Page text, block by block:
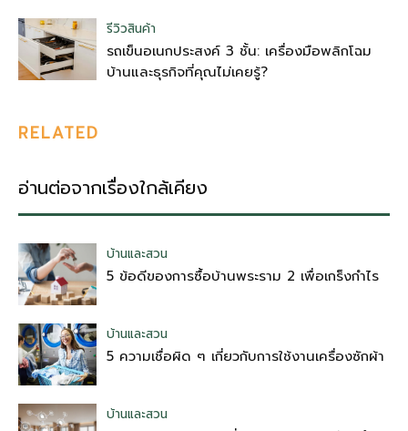
รีวิวสินค้า
รถเข็นอเนกประสงค์ 3 ชั้น: เครื่องมือพลิกโฉม
บ้านและธุรกิจที่คุณไม่เคยรู้?
RELATED
อ่านต่อจากเรื่องใกล้เคียง
บ้านและสวน
5 ข้อดีของการซื้อบ้านพระราม 2 เพื่อเกร็งกำไร
บ้านและสวน
5 ความเชื่อผิด ๆ เกี่ยวกับการใช้งานเครื่องซักผ้า
บ้านและสวน